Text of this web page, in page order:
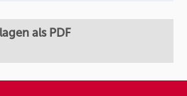
als PDF